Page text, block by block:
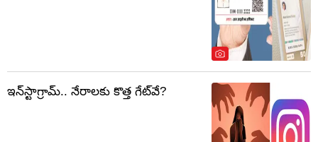
ఇన్‌స్టాగ్రామ్‌.. నేరాలకు కొత్త గేట్‌వే?